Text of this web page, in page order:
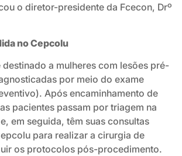
o diretor-presidente da Fcecon, Drº
no Cepcolu
destinado a mulheres com lesões pré-
por meio do exame
Após encaminhamento de
pacientes passam por triagem na
em seguida, têm suas consultas
para realizar a cirurgia de
os protocolos pós-procedimento.